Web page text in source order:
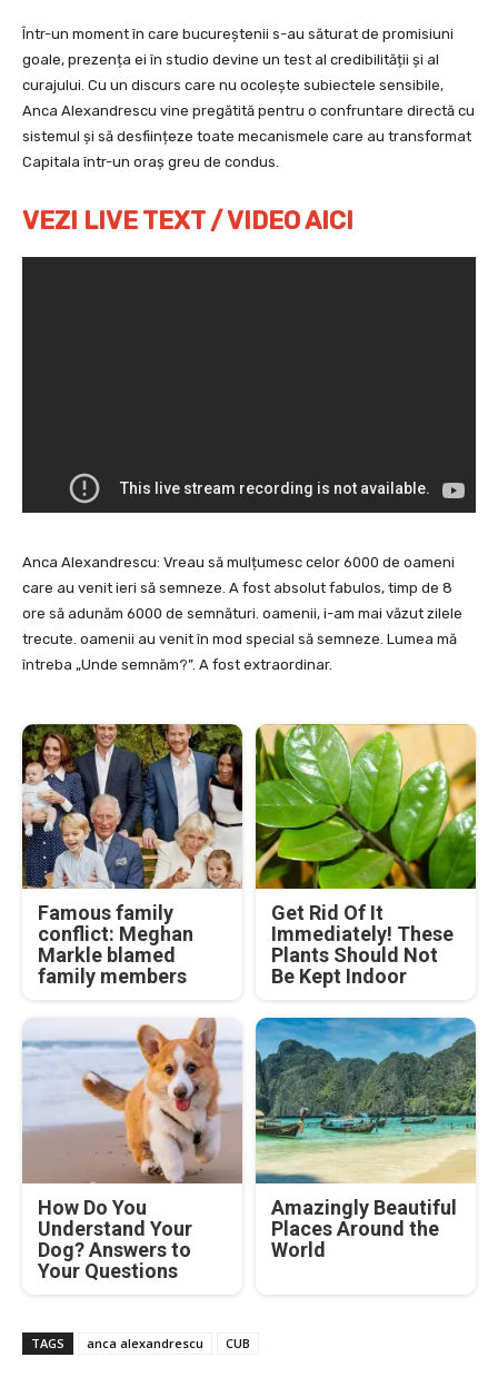
Într-un moment în care bucureștenii s-au săturat de promisiuni
goale, prezența ei în studio devine un test al credibilității și al
curajului. Cu un discurs care nu ocolește subiectele sensibile,
Anca Alexandrescu vine pregătită pentru o confruntare directă cu
sistemul și să desființeze toate mecanismele care au transformat
Capitala într-un oraș greu de condus.
VEZI LIVE TEXT / VIDEO AICI
Anca Alexandrescu: Vreau să mulțumesc celor 6000 de oameni
care au venit ieri să semneze. A fost absolut fabulos, timp de 8
ore să adunăm 6000 de semnături. oamenii, i-am mai văzut zilele
trecute. oamenii au venit în mod special să semneze. Lumea mă
întreba „Unde semnăm?”. A fost extraordinar.
Famous family
conflict: Meghan
Markle blamed
family members
Get Rid Of It
Immediately! These
Plants Should Not
Be Kept Indoor
How Do You
Understand Your
Dog? Answers to
Your Questions
Amazingly Beautiful
Places Around the
World
TAGS anca alexandrescu CUB